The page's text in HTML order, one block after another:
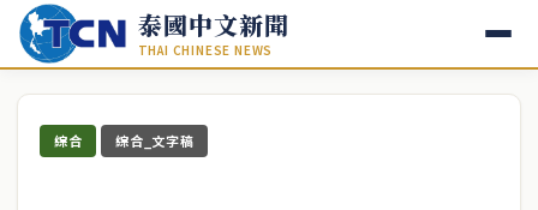
泰國中文新聞
THAI CHINESE NEWS
綜合 綜合_文字稿